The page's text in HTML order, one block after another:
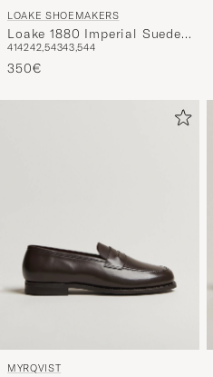
LOAKE SHOEMAKERS
Loake 1880 Imperial Suede
Loafers Dark Brown
414242,54343,544
350€
MYRQVIST